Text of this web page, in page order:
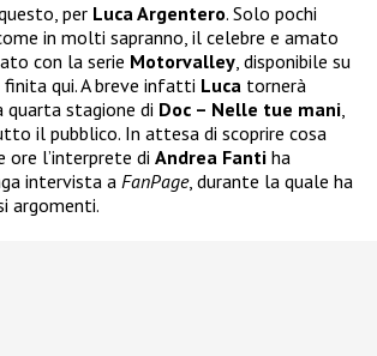
per Luca Argentero. Solo pochi
in molti sapranno, il celebre e amato
con la serie Motorvalley, disponibile su
qui. A breve infatti Luca tornerà
quarta stagione di Doc – Nelle tue mani,
il pubblico. In attesa di scoprire cosa
ore l’interprete di Andrea Fanti ha
intervista a FanPage, durante la quale ha
argomenti.